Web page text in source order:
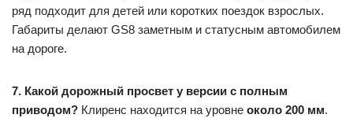
ряд подходит для детей или коротких поездок взрослых.
Габариты делают GS8 заметным и статусным автомобилем
на дороге.
7. Какой дорожный просвет у версии с полным
приводом? Клиренс находится на уровне около 200 мм.